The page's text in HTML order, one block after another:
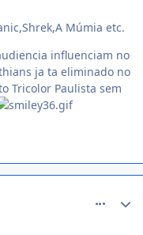
Múmia etc.
influenciam no
ja ta eliminado no
Tricolor Paulista sem